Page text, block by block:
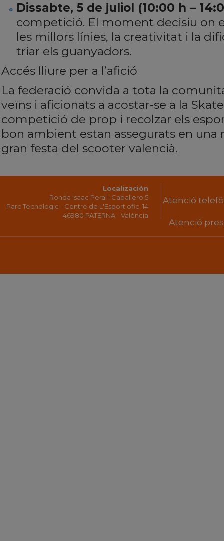
Dissabte, 5 de juliol (10:00 h –
competició. El moment decisiu on
les millors línies, la creativitat i la
triar els guanyadors.
Accés lliure per a l’afició
La federació convida a tota la
veïns i aficionats a acostar-se a la
competició de prop i recolzar els
bon ambient estan assegurats en una
gran festa del scooter valencià.
Localización
Ronda Isaac Peral i Caballero,5
Parc Tecnologic - Centre de L'Esport ofic. 14
46980 PATERNA - Valéncia
Atenció
Atenció